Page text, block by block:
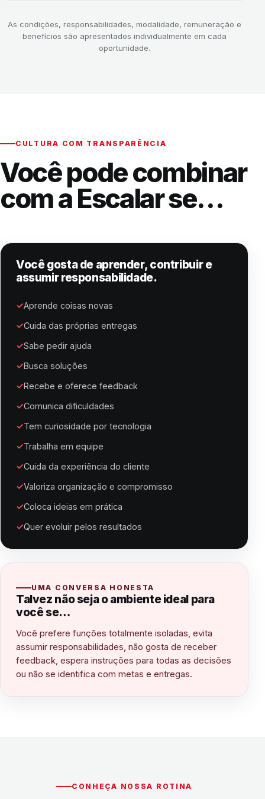
As condições, responsabilidades, modalidade, remuneração e
benefícios são apresentados individualmente em cada
oportunidade.
CULTURA COM TRANSPARÊNCIA
Você pode combinar
com a Escalar se…
Você gosta de aprender, contribuir e
assumir responsabilidade.
Aprende coisas novas
Cuida das próprias entregas
Sabe pedir ajuda
Busca soluções
Recebe e oferece feedback
Comunica dificuldades
Tem curiosidade por tecnologia
Trabalha em equipe
Cuida da experiência do cliente
Valoriza organização e compromisso
Coloca ideias em prática
Quer evoluir pelos resultados
UMA CONVERSA HONESTA
Talvez não seja o ambiente ideal para
você se…
Você prefere funções totalmente isoladas, evita
assumir responsabilidades, não gosta de receber
feedback, espera instruções para todas as decisões
ou não se identifica com metas e entregas.
CONHEÇA NOSSA ROTINA